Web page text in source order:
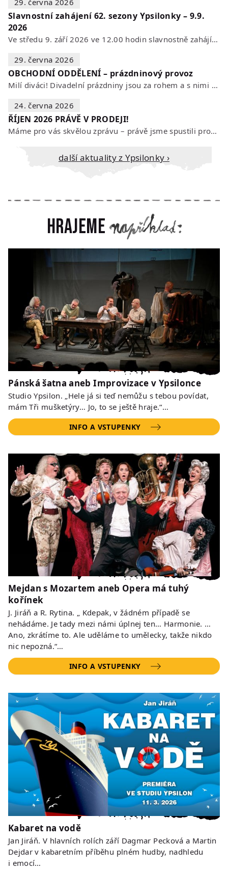
29. června 2026
Slavnostní zahájení 62. sezony Ypsilonky – 9.9.
2026
Ve středu 9. září 2026 ve 12.00 hodin slavnostně zahájíme novou divadelní…
29. června 2026
OBCHODNÍ ODDĚLENÍ – prázdninový provoz
Milí diváci! Divadelní prázdniny jsou za rohem a s nimi se mění i otevírací…
24. června 2026
ŘÍJEN 2026 PRÁVĚ V PRODEJI!
Máme pro vás skvělou zprávu – právě jsme spustili prodej vstupenek na říjen…
Další aktuality z Ypsilonky ›
Hrajeme
Pánská šatna aneb Improvizace v Ypsilonce
Studio Ypsilon. „Hele já si teď nemůžu s tebou povídat,
mám Tři mušketýry… Jo, to se ještě hraje.“…
INFO A VSTUPENKY
Mejdan s Mozartem aneb Opera má tuhý
kořínek
J. Jiráň a R. Rytina. „ Kdepak, v žádném případě se
nehádáme. Je tady mezi námi úplnej ten… Harmonie. …
Ano, zkrátíme to. Ale uděláme to umělecky, takže nikdo
nic nepozná.“…
INFO A VSTUPENKY
Kabaret na vodě
Jan Jiráň. V hlavních rolích září Dagmar Pecková a Martin
Dejdar v kabaretním příběhu plném hudby, nadhledu
i emocí…